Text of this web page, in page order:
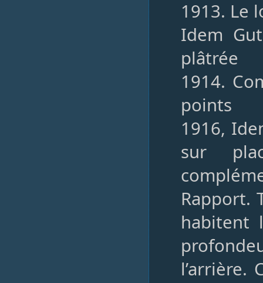
1913. Le
Idem
plâtrée
1914.
points
1916,
sur
Rapport.
habitent
l’arrière.